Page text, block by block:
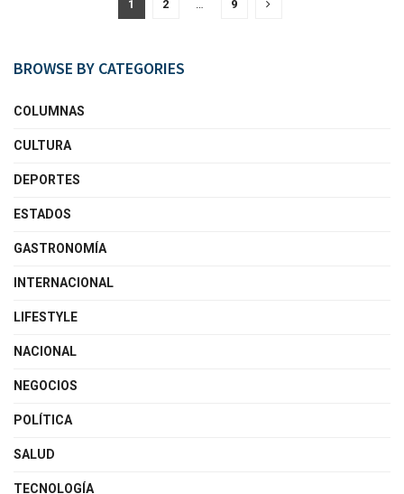
1 2 … 9
BROWSE BY CATEGORIES
COLUMNAS
CULTURA
DEPORTES
ESTADOS
GASTRONOMÍA
INTERNACIONAL
LIFESTYLE
NACIONAL
NEGOCIOS
POLÍTICA
SALUD
TECNOLOGÍA